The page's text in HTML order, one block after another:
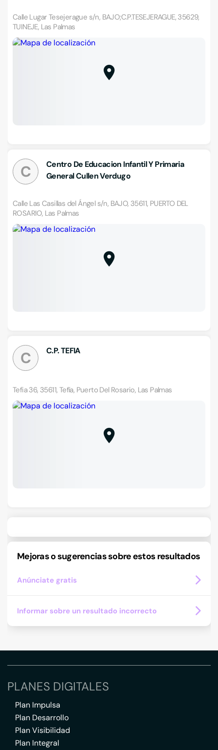
Calle Lugar Tesejerague s/n, BAJO;C.P.TESEJERAGUE, 35629,
TUINEJE, Las Palmas
C
Centro De Educacion Infantil Y Primaria
General Cullen Verdugo
Calle Las Casillas del Ángel s/n, BAJO, 35611, PUERTO DEL
ROSARIO, Las Palmas
C C.P. TEFIA
Tefia 36, 35611, Tefía, Puerto Del Rosario, Las Palmas
Mejoras o sugerencias sobre estos resultados
Anúnciate gratis
Informar sobre un resultado incorrecto
PLANES DIGITALES
Plan Impulsa
Plan Desarrollo
Plan Visibilidad
Plan Integral